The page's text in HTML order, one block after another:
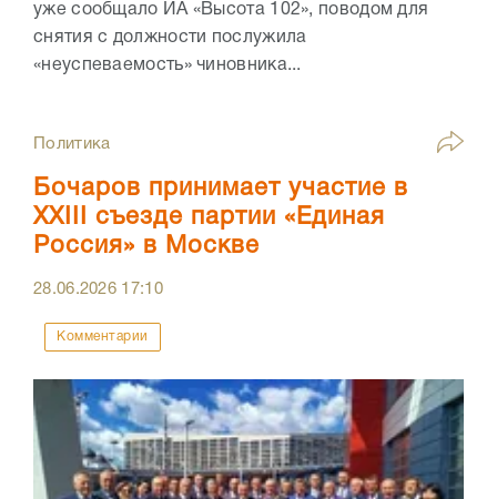
уже сообщало ИА «Высота 102», поводом для
снятия с должности послужила
«неуспеваемость» чиновника...
Политика
Бочаров принимает участие в
XXIII съезде партии «Единая
Россия» в Москве
28.06.2026 17:10
Комментарии